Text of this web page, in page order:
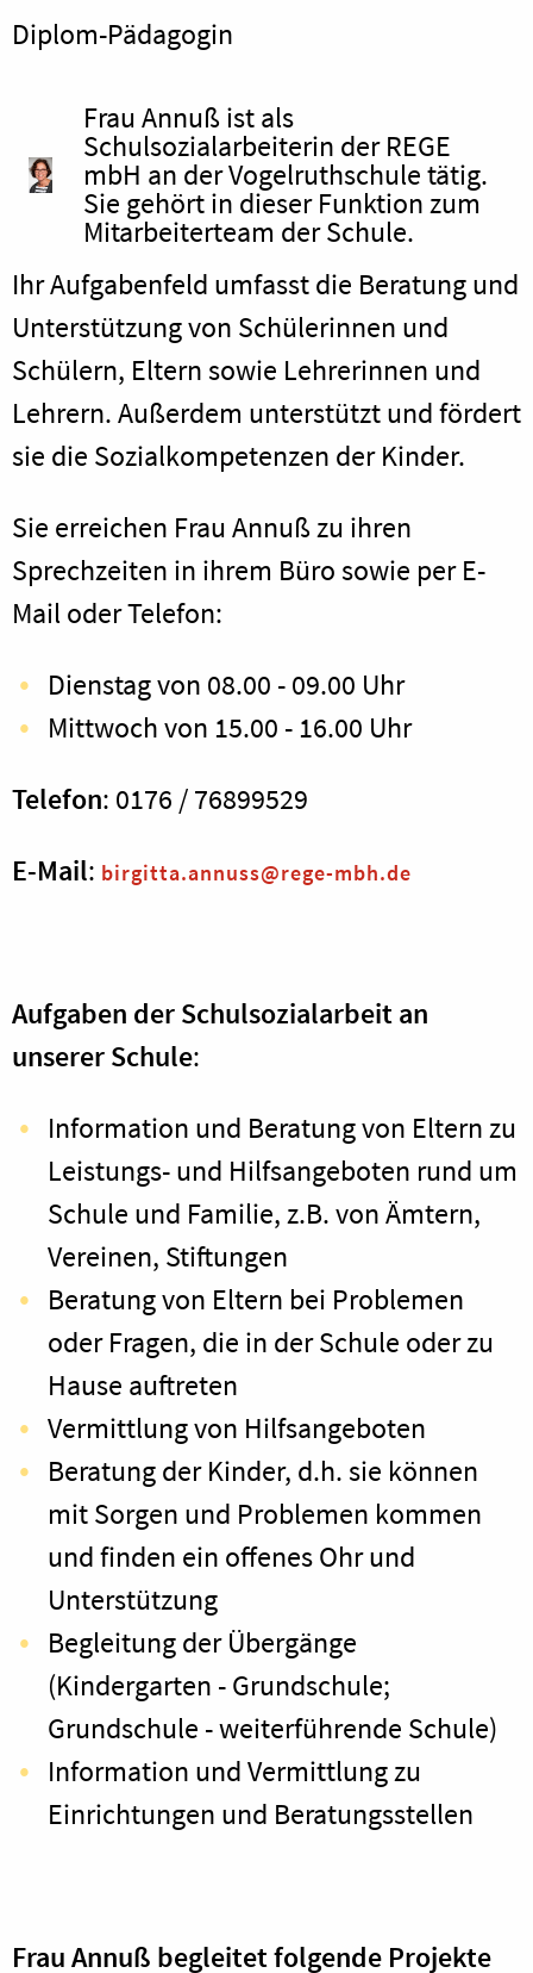
Diplom-Pädagogin
Frau Annuß ist als
Schulsozialarbeiterin der REGE
mbH an der Vogelruthschule tätig.
Sie gehört in dieser Funktion zum
Mitarbeiterteam der Schule.
Ihr Aufgabenfeld umfasst die Beratung und
Unterstützung von Schülerinnen und
Schülern, Eltern sowie Lehrerinnen und
Lehrern. Außerdem unterstützt und fördert
sie die Sozialkompetenzen der Kinder.
Sie erreichen Frau Annuß zu ihren
Sprechzeiten in ihrem Büro sowie per E-
Mail oder Telefon:
Dienstag von 08.00 - 09.00 Uhr
Mittwoch von 15.00 - 16.00 Uhr
Telefon: 0176 / 76899529
E-Mail: birgitta.annuss@rege-mbh.de
Aufgaben der Schulsozialarbeit an
unserer Schule:
Information und Beratung von Eltern zu
Leistungs- und Hilfsangeboten rund um
Schule und Familie, z.B. von Ämtern,
Vereinen, Stiftungen
Beratung von Eltern bei Problemen
oder Fragen, die in der Schule oder zu
Hause auftreten
Vermittlung von Hilfsangeboten
Beratung der Kinder, d.h. sie können
mit Sorgen und Problemen kommen
und finden ein offenes Ohr und
Unterstützung
Begleitung der Übergänge
(Kindergarten - Grundschule;
Grundschule - weiterführende Schule)
Information und Vermittlung zu
Einrichtungen und Beratungsstellen
Frau Annuß begleitet folgende Projekte